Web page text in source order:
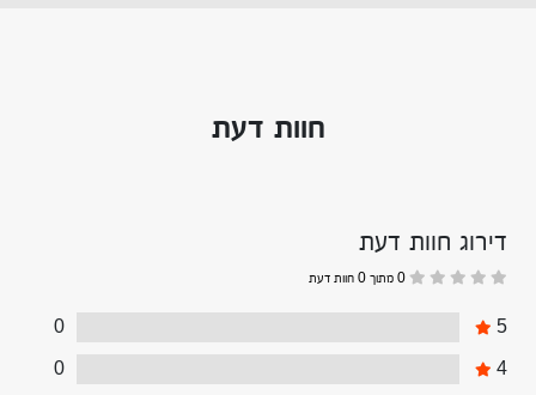
חוות דעת
דירוג חוות דעת
5
0
4
0